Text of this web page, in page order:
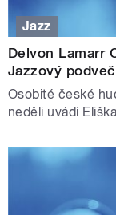
Jazz
Delvon Lamarr
Jazzový
Osobité české
neděli uvádí